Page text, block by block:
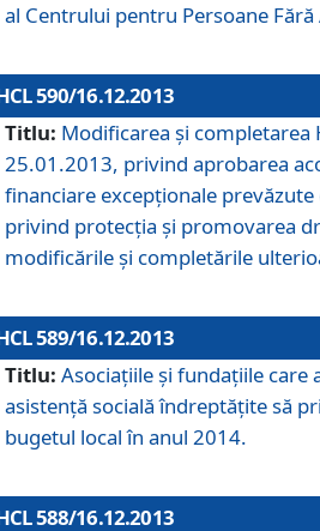
al Centrului pentru Persoane
590/16.12.2013
Titlu: Modificarea şi completarea
25.01.2013, privind aprobarea
financiare excepţionale
privind protecţia şi promovarea
modificările şi completările
589/16.12.2013
Titlu: Asociaţiile şi fundaţiile care
asistenţă socială îndreptăţite să
bugetul local în anul 2014.
588/16.12.2013